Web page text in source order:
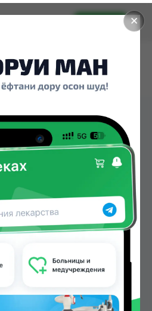
✕
Установить
400МГ
№60 можно купить
Дору Фарм №2, Дору
TJS до 95.00 TJS в